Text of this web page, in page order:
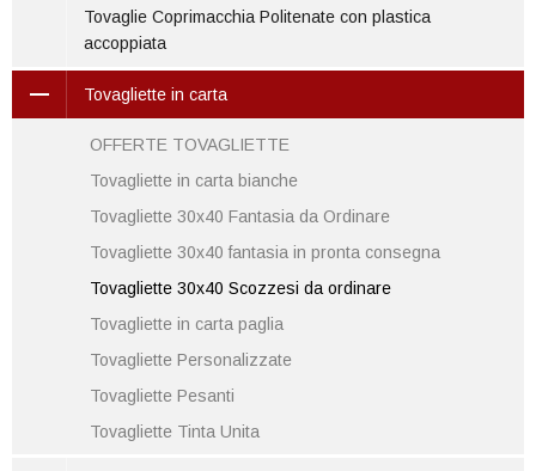
Tovaglie Coprimacchia Politenate con plastica
accoppiata
Tovagliette in carta
OFFERTE TOVAGLIETTE
Tovagliette in carta bianche
Tovagliette 30x40 Fantasia da Ordinare
Tovagliette 30x40 fantasia in pronta consegna
Tovagliette 30x40 Scozzesi da ordinare
Tovagliette in carta paglia
Tovagliette Personalizzate
Tovagliette Pesanti
Tovagliette Tinta Unita